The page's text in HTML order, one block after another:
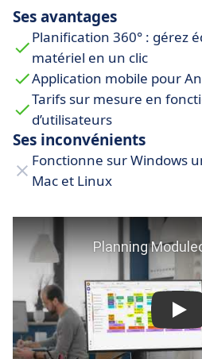
Une interface intuitive
l’ergonomie a été
main rapide. Chaque
sonmenu, ses vues et
de ses besoins. L’
une navigation fluide,
volume de données.
Etc.
Ses avantages
Planification 360° : gérez
matériel en un clic
Application mobile pour
Tarifs sur mesure en
d’utilisateurs
Ses inconvénients
Fonctionne sur Windows
Mac et Linux